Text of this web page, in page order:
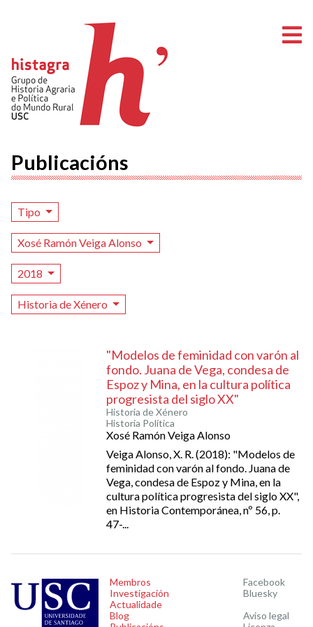
Publicacións
Tipo
Xosé Ramón Veiga Alonso
2018
Historia de Xénero
"Modelos de feminidad con varón al
fondo. Juana de Vega, condesa de
Espoz y Mina, en la cultura política
progresista del siglo XX"
Historia de Xénero
Historia Política
Xosé Ramón Veiga Alonso
Veiga Alonso, X. R. (2018): "Modelos de
feminidad con varón al fondo. Juana de
Vega, condesa de Espoz y Mina, en la
cultura política progresista del siglo XX",
en Historia Contemporánea, nº 56, p.
47-...
Membros
Investigación
Actualidade
Blog
Facebook
Bluesky
Aviso legal